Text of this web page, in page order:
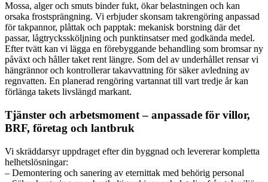
Mossa, alger och smuts binder fukt, ökar belastningen och kan
orsaka frostsprängning. Vi erbjuder skonsam takrengöring anpassad
för takpannor, plåttak och papptak: mekanisk borstning där det
passar, lågtryckssköljning och punktinsatser med godkända medel.
Efter tvätt kan vi lägga en förebyggande behandling som bromsar ny
påväxt och håller taket rent längre. Som del av underhållet rensar vi
hängrännor och kontrollerar takavvattning för säker avledning av
regnvatten. En planerad rengöring vartannat till vart tredje år kan
förlänga takets livslängd markant.
Tjänster och arbetsmoment – anpassade för villor,
BRF, företag och lantbruk
Vi skräddarsyr uppdraget efter din byggnad och levererar kompletta
helhetslösningar:
– Demontering och sanering av eternittak med behörig personal